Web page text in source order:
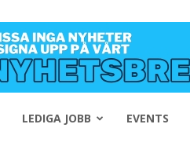
LEDIGA JOBB EVENTS